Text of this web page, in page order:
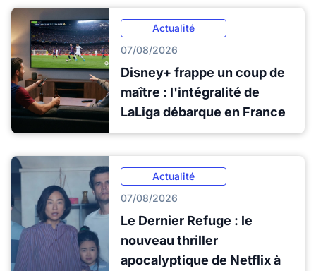
Actualité
07/08/2026
Disney+ frappe un coup de
maître : l'intégralité de
LaLiga débarque en France
Actualité
07/08/2026
Le Dernier Refuge : le
nouveau thriller
apocalyptique de Netflix à